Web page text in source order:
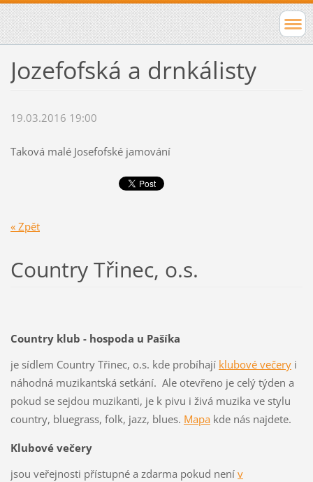
Jozefofská a drnkálisty
19.03.2016 19:00
Taková malé Josefofské jamování
« Zpět
Country Třinec, o.s.
Country klub - hospoda u Pašíka
je sídlem Country Třinec, o.s. kde probíhají klubové večeryi
náhodná muzikantská setkání. Ale otevřeno je celý týden a
pokud se sejdou muzikanti, je k pivu i živá muzika ve stylu
country, bluegrass, folk, jazz, blues. Mapakde nás najdete.
Klubové večery
jsou veřejnosti přístupné a zdarma pokud není v